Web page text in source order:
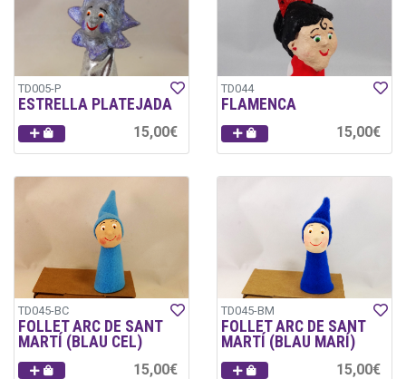
TD005-P
ESTRELLA PLATEJADA
15,00€
TD044
FLAMENCA
15,00€
TD045-BC
FOLLET ARC DE SANT
MARTÍ (BLAU CEL)
15,00€
TD045-BM
FOLLET ARC DE SANT
MARTÍ (BLAU MARÍ)
15,00€